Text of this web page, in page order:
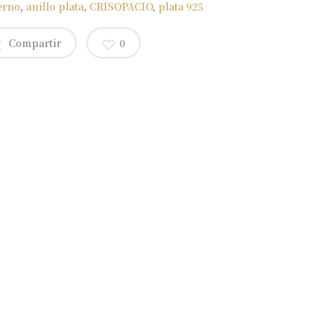
, anillo plata, CRISOPACIO, plata 925
Compartir 0